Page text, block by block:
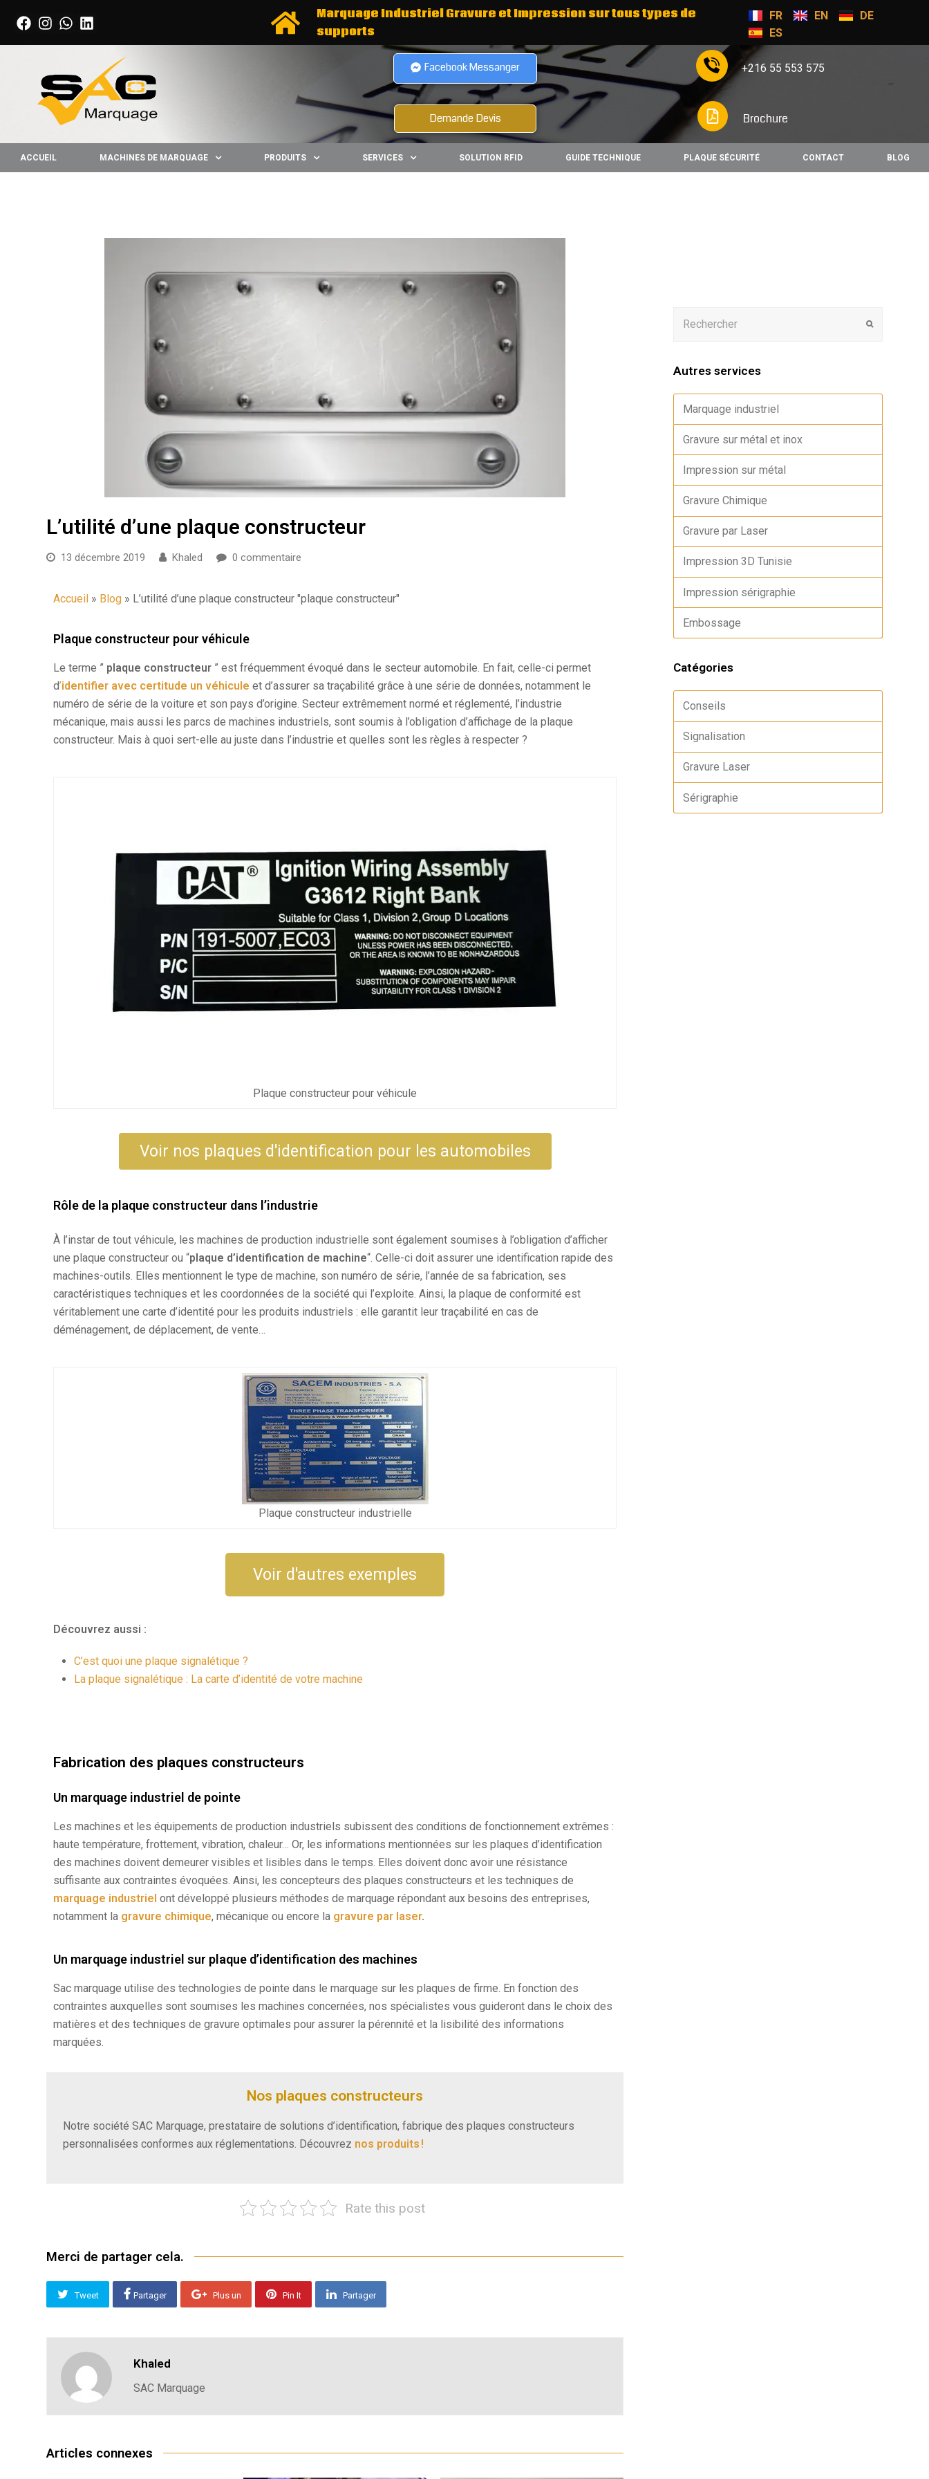
Marquage Industriel Gravure et Impression sur tous types de
supports
FR EN
DE
ES
Facebook Messanger +216 55 553 575
Demande Devis Brochure
ACCUEIL MACHINES DE MARQUAGE PRODUITS SERVICES SOLUTION RFID GUIDE TECHNIQUE PLAQUE SÉCURITÉ CONTACT BLOG
L’utilité d’une plaque constructeur
13 décembre 2019 Khaled 0 commentaire
Accueil » Blog » L’utilité d’une plaque constructeur "plaque constructeur"
Plaque constructeur pour véhicule
Le terme ” plaque constructeur ” est fréquemment évoqué dans le secteur automobile. En fait, celle-ci permet
d’identifier avec certitude un véhicule et d’assurer sa traçabilité grâce à une série de données, notamment le
numéro de série de la voiture et son pays d’origine. Secteur extrêmement normé et réglementé, l’industrie
mécanique, mais aussi les parcs de machines industriels, sont soumis à l’obligation d’affichage de la plaque
constructeur. Mais à quoi sert-elle au juste dans l’industrie et quelles sont les règles à respecter ?
Plaque constructeur pour véhicule
Voir nos plaques d'identification pour les automobiles
Rôle de la plaque constructeur dans l’industrie
À l’instar de tout véhicule, les machines de production industrielle sont également soumises à l’obligation d’afficher
une plaque constructeur ou “plaque d’identification de machine“. Celle-ci doit assurer une identification rapide des
machines-outils. Elles mentionnent le type de machine, son numéro de série, l’année de sa fabrication, ses
caractéristiques techniques et les coordonnées de la société qui l’exploite. Ainsi, laplaque de conformité est
véritablement une carte d’identité pour les produits industriels : elle garantit leur traçabilité en cas de
déménagement, de déplacement, de vente…
Plaque constructeur industrielle
Voir d'autres exemples
Découvrez aussi :
C’est quoi une plaque signalétique ?
La plaque signalétique : La carte d’identité de votre machine
Fabrication des plaques constructeurs
Un marquage industriel de pointe
Les machines et les équipements de production industriels subissent des conditions de fonctionnement extrêmes :
haute température, frottement, vibration, chaleur… Or, les informations mentionnées sur les plaques d’identification
des machines doivent demeurer visibles et lisibles dans le temps. Elles doivent donc avoir une résistance
suffisante aux contraintes évoquées. Ainsi, les concepteurs des plaques constructeurs et les techniques de
marquage industriel ont développé plusieurs méthodes de marquage répondant aux besoins des entreprises,
notamment la gravure chimique, mécanique ou encore la gravure par laser.
Un marquage industriel sur plaque d’identification des machines
Sac marquage utilise des technologies de pointe dans le marquage sur lesplaques de firme . En fonction des
contraintes auxquelles sont soumises les machines concernées, nos spécialistes vous guideront dans le choix des
matières et des techniques de gravure optimales pour assurer la pérennité et la lisibilité des informations
marquées.
Nos plaques constructeurs
Notre société SAC Marquage, prestataire de solutions d’identification, fabrique des plaques constructeurs
personnalisées conformes aux réglementations. Découvrez nos produits !
Rate this post
Merci de partager cela.
Tweet Partager Plus un Pin It Partager
Khaled
SAC Marquage
Articles connexes
Autres services
Marquage industriel
Gravure sur métal et inox
Impression sur métal
Gravure Chimique
Gravure par Laser
Impression 3D Tunisie
Impression sérigraphie
Embossage
Catégories
Conseils
Signalisation
Gravure Laser
Sérigraphie